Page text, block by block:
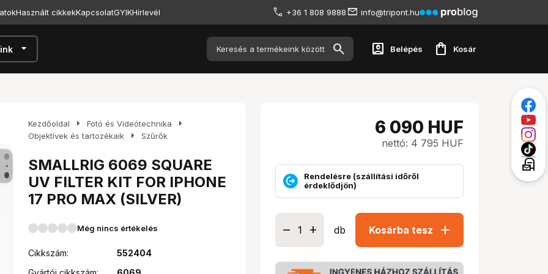
Használt cikkekKapcsolatGYIKHírlevél +36 1 808 9888 info@tripont.hu
arrow_drop_down account_box Belépés shopping_bag Kosár
Kezdőoldal arrow_right Fotó és Videótechnika arrow_right
Objektívek és tartozékaik arrow_right Szűrők
SMALLRIG 6069 SQUARE
UV FILTER KIT FOR IPHONE
17 PRO MAX (SILVER)
Még nincs értékelés
Cikkszám:
552404
6 090 HUF
nettó: 4 795 HUF
Rendelésre (szállítási időről
érdeklődjön)
db Kosárba tesz add
local_post_office